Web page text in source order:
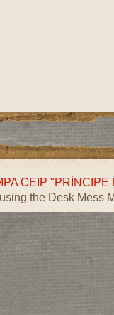
CEIP "PRÍNCIPE
the Desk Mess